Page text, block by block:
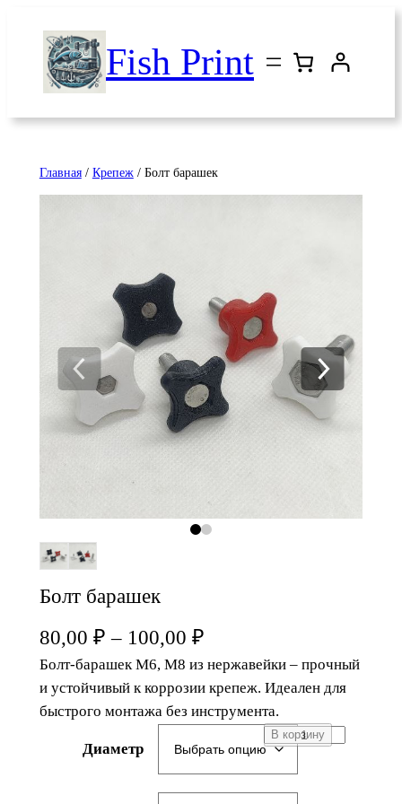
содержимому Fish Print
Главная/ Крепеж/ Болт барашек
Болт барашек
80,00 ₽ – 100,00 ₽
Болт-барашек М6, M8 из нержавейки – прочный
и устойчивый к коррозии крепеж. Идеален для
быстрого монтажа без инструмента.
Диаметр
К
о
л
В корзину